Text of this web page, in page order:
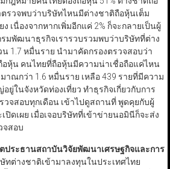
ตรวจพบว่าบริษัทไหนมีต่างชาติถือหุ้นเต็ม
ง เนื่องจากหากเพิ่มอีกแค่ 2% ก็จะกลายเป็นผู้
มพัฒนาธุรกิจเรารวบรวมพบว่าบริษัทที่ต่าง
1.7 หมื่นราย นำมาคัดกรองตรวจสอบว่า
อหุ้น คนไทยที่ถือหุ้นมีความน่าเชื่อถือแค่ไหน
าณกว่า 1.6 หมื่นราย เหลือ 439 รายที่มีความ
ยู่ในจังหวัดท่องเที่ยว ทำธุรกิจเกี่ยวกับการ
วจสอบทุกเดือน เข้าไปดูสถานที่ พูดคุยกับผู้
ปิดเผย เมื่อเจอบริษัทที่เข้าข่ายนอมินีก็จะส่ง
จสอบ
ประธานสถาบันวิจัยพัฒนาเศรษฐกิจและการ
ทต่างชาติเข้ามาลงทุนในประเทศไทย